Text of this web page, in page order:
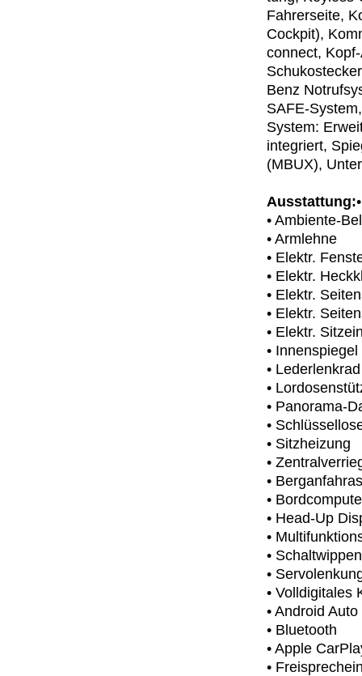
Fahrerseite,
Cockpit),
connect,
Benz
SAFE-
System:
integriert,
(MBUX),
Ausstattung:
• Ambiente-
• Armlehne
• Elektr.
• Elektr.
• Elektr.
• Elektr.
• Elektr.
•
• Lederlenkrad
•
• Panorama-
•
• Sitzheizung
•
•
•
• Head-Up
•
• Schaltwippen
•
• Volldigitales
• Android Auto
• Bluetooth
• Apple
•